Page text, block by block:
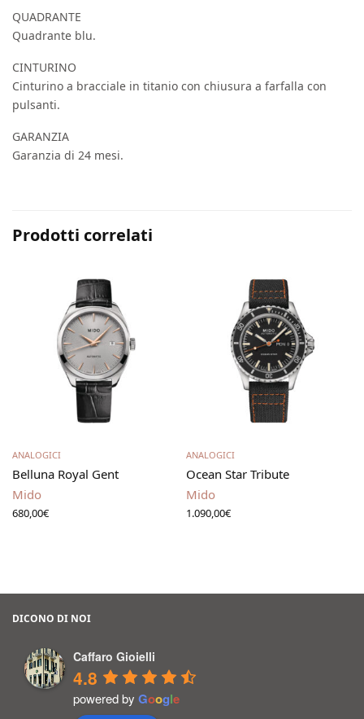
QUADRANTE
Quadrante blu.
CINTURINO
Cinturino a bracciale in titanio con chiusura a farfalla con
pulsanti.
GARANZIA
Garanzia di 24 mesi.
Prodotti correlati
Aggiungi al carrello
ANALOGICI
Belluna Royal Gent
Mido
680,00€
Aggiungi al carrello
ANALOGICI
Ocean Star Tribute
Mido
1.090,00€
DICONO DI NOI
Caffaro Gioielli
4.8
powered by Google